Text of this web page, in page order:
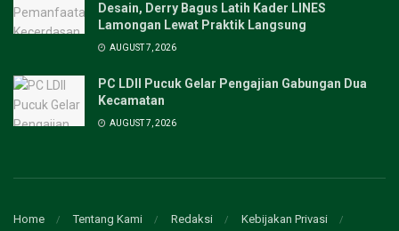
Desain, Derry Bagus Latih Kader LINES
Lamongan Lewat Praktik Langsung
AUGUST 7, 2026
PC LDII Pucuk Gelar Pengajian Gabungan Dua
Kecamatan
AUGUST 7, 2026
Home Tentang Kami Redaksi
Kebijakan Privasi